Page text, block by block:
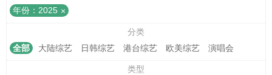
年份：2025
分类
全部
大陆综艺 日韩综艺 港台综艺 欧美综艺 演唱会
类型